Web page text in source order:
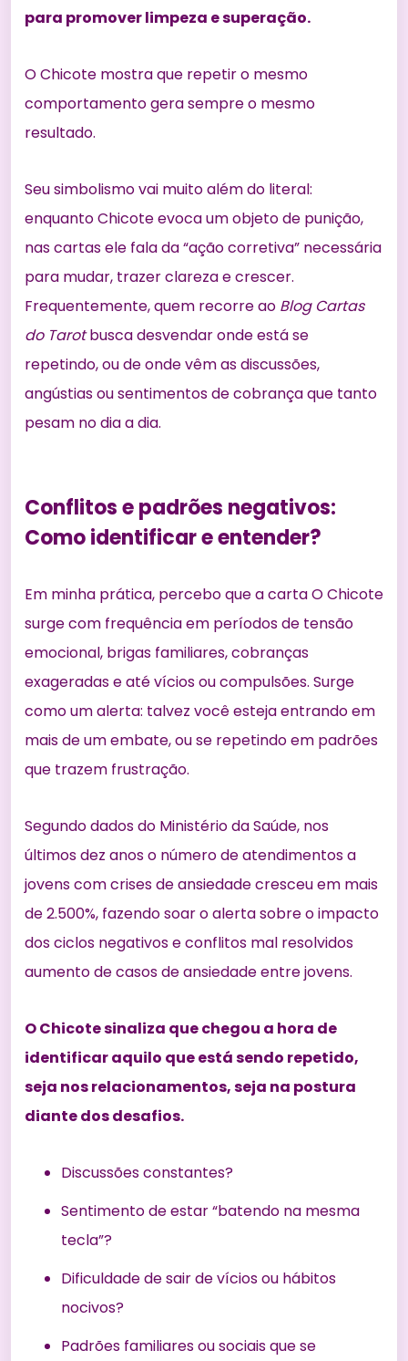
para promover limpeza e superação.
O Chicote mostra que repetir o mesmo
comportamento gera sempre o mesmo
resultado.
Seu simbolismo vai muito além do literal:
enquanto Chicote evoca um objeto de punição,
nas cartas ele fala da “ação corretiva” necessária
para mudar, trazer clareza e crescer.
Frequentemente, quem recorre ao Blog Cartas
do Tarotbusca desvendar onde está se
repetindo, ou de onde vêm as discussões,
angústias ou sentimentos de cobrança que tanto
pesam no dia a dia.
Conflitos e padrões negativos:
Como identificar e entender?
Em minha prática, percebo que a carta O Chicote
surge com frequência em períodos de tensão
emocional, brigas familiares, cobranças
exageradas e até vícios ou compulsões. Surge
como um alerta: talvez você esteja entrando em
mais de um embate, ou se repetindo em padrões
que trazem frustração.
Segundo dados do Ministério da Saúde, nos
últimos dez anos o número de atendimentos a
jovens com crises de ansiedade cresceu em mais
de 2.500%, fazendo soar o alerta sobre o impacto
dos ciclos negativos e conflitos mal resolvidos
aumento de casos de ansiedade entre jovens.
O Chicote sinaliza que chegou a hora de
identificar aquilo que está sendo repetido,
seja nos relacionamentos, seja na postura
diante dos desafios.
Discussões constantes?
Sentimento de estar “batendo na mesma
tecla”?
Dificuldade de sair de vícios ou hábitos
nocivos?
Padrões familiares ou sociais que se